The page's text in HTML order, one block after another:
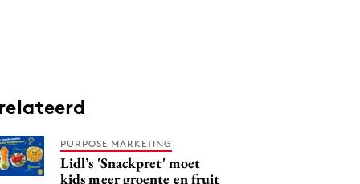
PURPOSE MARKETING
Lidl’s 'Snackpret' moet
kids meer groente en fruit